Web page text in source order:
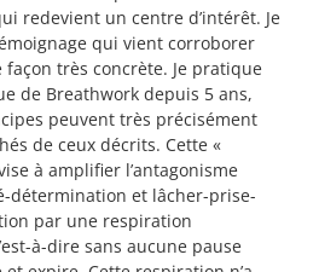
redevient un centre d’intérêt. Je
qui vient corroborer
très concrète. Je pratique
de Breathwork depuis 5 ans,
peuvent très précisément
de ceux décrits. Cette «
à amplifier l’antagonisme
détermination et lâcher-prise-
par une respiration
à-dire sans aucune pause